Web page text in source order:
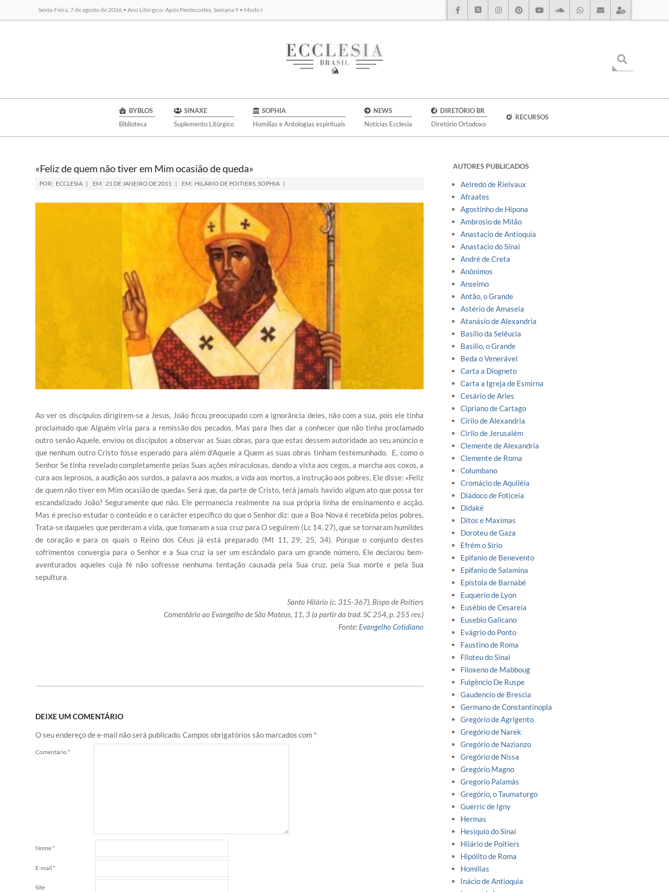
Sexta-Feira, 7 de agosto de 2026 • Ano Litúrgico: Após Pentecostes, Semana 9 • Modo I
BYBLOS
BYBLOS
Biblioteca
SINAXE
Suplemento Litúrgico
SOPHIA
Homilias e Antologias espirituais
NEWS
Notícias Ecclesia
DIRETÓRIO BR
Diretório Ortodoxo
RECURSOS
«Feliz de quem não tiver em Mim ocasião de queda»
POR: ECCLESIA EM: 21 DE JANEIRO DE 2011 EM: HILÁRIO DE POITIERS, SOPHIA
Ao ver os discípulos dirigirem-se a Jesus, João ficou preocupado com a ignorância deles, não com a sua, pois ele tinha
proclamado que Alguém viria para a remissão dos pecados. Mas para lhes dar a conhecer que não tinha proclamado
outro senão Aquele, enviou os discípulos a observar as Suas obras, para que estas dessem autoridade ao seu anúncio e
que nenhum outro Cristo fosse esperado para além d’Aquele a Quem as suas obras tinham testemunhado. E, como o
Senhor Se tinha revelado completamente pelas Suas ações miraculosas, dando a vista aos cegos, a marcha aos coxos, a
cura aos leprosos, a audição aos surdos, a palavra aos mudos, a vida aos mortos, a instrução aos pobres, Ele disse: «Feliz
de quem não tiver em Mim ocasião de queda». Será que, da parte de Cristo, terá jamais havido algum ato que possa ter
escandalizado João? Seguramente que não. Ele permanecia realmente na sua própria linha de ensinamento e acção.
Mas é preciso estudar o conteúdo e o carácter específico do que o Senhor diz: que a Boa Nova é recebida pelos pobres.
Trata-se daqueles que perderam a vida, que tomaram a sua cruz para O seguirem (Lc 14, 27), que se tornaram humildes
de coração e para os quais o Reino dos Céus já está preparado (Mt 11, 29; 25, 34). Porque o conjunto destes
sofrimentos convergia para o Senhor e a Sua cruz ia ser um escândalo para um grande número, Ele declarou bem-
aventurados aqueles cuja fé não sofresse nenhuma tentação causada pela Sua cruz, pela Sua morte e pela Sua
sepultura.
Santo Hilário (c. 315-367), Bispo de Poitiers
Comentário ao Evangelho de São Mateus, 11, 3 (a partir da trad. SC 254, p. 255 rev.)
Fonte: Evangelho Cotidiano
DEIXE UM COMENTÁRIO
O seu endereço de e-mail não será publicado.Campos obrigatórios são marcados com *
Comentário *
Nome *
E-mail *
Site
AUTORES PUBLICADOS
Aelredo de Rielvaux
Afraates
Agostinho de Hipona
Ambrosio de Milão
Anastacio de Antioquia
Anastacio do Sinai
André de Creta
Anônimos
Anselmo
Antão, o Grande
Astério de Amaseia
Atanásio de Alexandria
Basílio da Selêucia
Basílio, o Grande
Beda o Venerável
Carta a Diogneto
Carta a Igreja de Esmirna
Cesário de Arles
Cipriano de Cartago
Cirilo de Alexandria
Cirilo de Jerusalém
Clemente de Alexandria
Clemente de Roma
Columbano
Cromácio de Aquiléia
Diádoco de Foticeia
Didaké
Ditos e Maximas
Doroteu de Gaza
Efrém o Sírio
Epifanio de Benevento
Epifanio de Salamina
Epistola de Barnabé
Euquerio de Lyon
Eusébio de Cesareia
Eusebio Galicano
Evágrio do Ponto
Faustino de Roma
Filoteu do Sinai
Filoxeno de Mabboug
Fulgêncio De Ruspe
Gaudencio de Brescia
Germano de Constantinopla
Gregório de Agrigento
Gregório de Narek
Gregório de Nazianzo
Gregório de Nissa
Gregório Magno
Gregorio Palamàs
Gregório, o Taumaturgo
Guerric de Igny
Hermas
Hesiquio do Sinai
Hilário de Poitiers
Hipólito de Roma
Homilias
Inácio de Antioquia